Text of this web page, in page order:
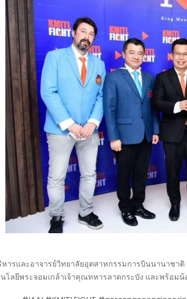
ารและอาจารย์วิทยาลัยอุตสาหกรรมการบินนานาชา
โลยีพระจอมเกล้าเจ้าคุณทหารลาดกระบัง และพร้อ